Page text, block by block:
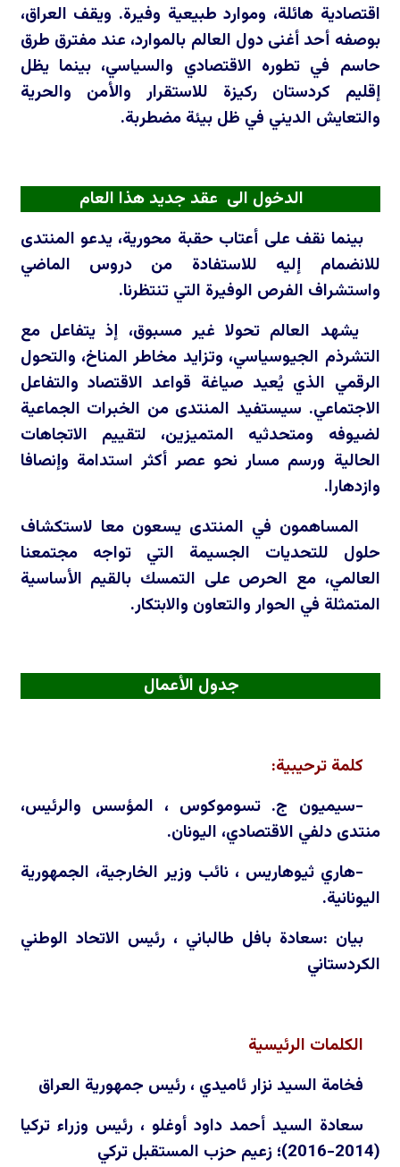
اقتصادية هائلة، وموارد طبيعية وفيرة. ويقف العراق،
بوصفه أحد أغنى دول العالم بالموارد، عند مفترق طرق
حاسم في تطوره الاقتصادي والسياسي، بينما يظل
إقليم كردستان ركيزة للاستقرار والأمن والحرية
والتعايش الديني في ظل بيئة مضطربة.
الدخول الى عقد جديد هذا العام
بينما نقف على أعتاب حقبة محورية، يدعو المنتدى
للانضمام إليه للاستفادة من دروس الماضي
واستشراف الفرص الوفيرة التي تنتظرنا.
يشهد العالم تحولا غير مسبوق، إذ يتفاعل مع
التشرذم الجيوسياسي، وتزايد مخاطر المناخ، والتحول
الرقمي الذي يُعيد صياغة قواعد الاقتصاد والتفاعل
الاجتماعي. سيستفيد المنتدى من الخبرات الجماعية
لضيوفه ومتحدثيه المتميزين، لتقييم الاتجاهات
الحالية ورسم مسار نحو عصر أكثر استدامة وإنصافا
وازدهارا.
المساهمون في المنتدى يسعون معا لاستكشاف
حلول للتحديات الجسيمة التي تواجه مجتمعنا
العالمي، مع الحرص على التمسك بالقيم الأساسية
المتمثلة في الحوار والتعاون والابتكار.
جدول الأعمال
كلمة ترحيبية:
-سيميون ج. تسوموكوس ، المؤسس والرئيس،
منتدى دلفي الاقتصادي، اليونان.
-هاري ثيوهاريس ، نائب وزير الخارجية، الجمهورية
اليونانية.
بيان :سعادة بافل طالباني ، رئيس الاتحاد الوطني
الكردستاني
الكلمات الرئيسية
فخامة السيد نزار ئاميدي ، رئيس جمهورية العراق
سعادة السيد أحمد داود أوغلو ، رئيس وزراء تركيا
(2014-2016)؛ زعيم حزب المستقبل تركي